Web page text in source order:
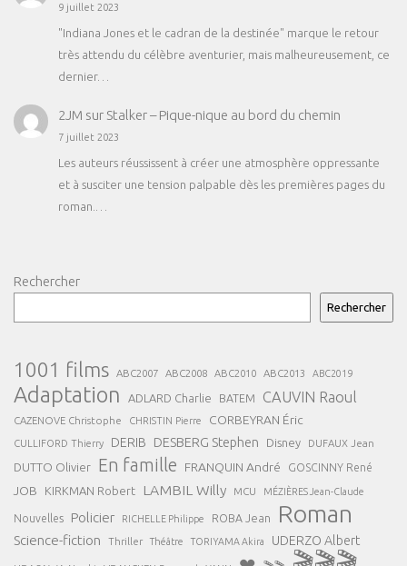
9 juillet 2023
"Indiana Jones et le cadran de la destinée" marque le retour
très attendu du célèbre aventurier, mais malheureusement, ce
dernier…
2JM sur Stalker – Pique-nique au bord du chemin
7 juillet 2023
Les auteurs réussissent à créer une atmosphère oppressante
et à susciter une tension palpable dès les premières pages du
roman.…
Rechercher
Rechercher
1001 films ABC2007 ABC2008 ABC2010 ABC2013 ABC2019
Adaptation ADLARD Charlie BATEM CAUVIN Raoul
CAZENOVE Christophe CHRISTIN Pierre CORBEYRAN Éric
CULLIFORD Thierry DERIB DESBERG Stephen Disney DUFAUX Jean
DUTTO Olivier En famille FRANQUIN André GOSCINNY René
JOB KIRKMAN Robert LAMBIL Willy MCU MÉZIÈRES Jean-Claude
Nouvelles Policier RICHELLE Philippe ROBA Jean Roman
Science-fiction Thriller Théâtre TORIYAMA Akira UDERZO Albert